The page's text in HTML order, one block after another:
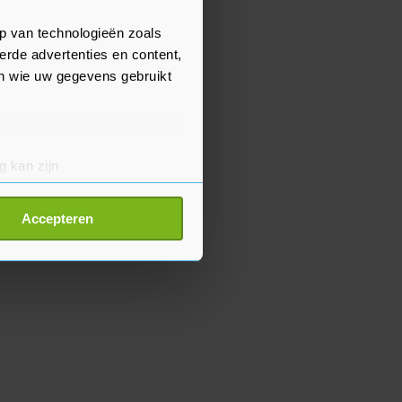
van technologieën zoals
advertenties en content,
wie uw gegevens gebruikt
kan zijn
detailgedeelte
Accepteren